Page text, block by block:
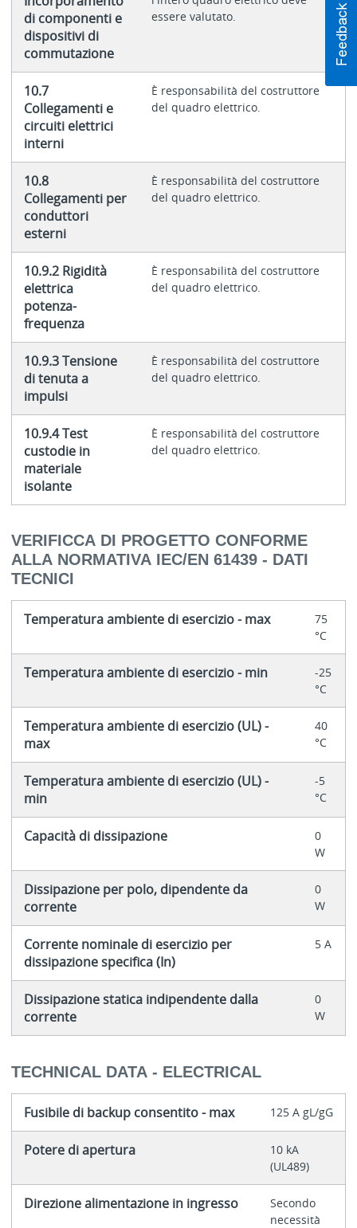
di componenti e
dispositivi di
commutazione
essere valutato.
10.7
Collegamenti e
circuiti elettrici
interni
È responsabilità del costruttore
del quadro elettrico.
10.8
Collegamenti per
conduttori
esterni
È responsabilità del costruttore
del quadro elettrico.
10.9.2 Rigidità
elettrica
potenza-
frequenza
È responsabilità del costruttore
del quadro elettrico.
10.9.3 Tensione
di tenuta a
impulsi
È responsabilità del costruttore
del quadro elettrico.
10.9.4 Test
custodie in
materiale
isolante
È responsabilità del costruttore
del quadro elettrico.
VERIFICCA DI PROGETTO CONFORME
ALLA NORMATIVA IEC/EN 61439 - DATI
TECNICI
Temperatura ambiente di esercizio - max
75
°C
Temperatura ambiente di esercizio - min
-25
°C
Temperatura ambiente di esercizio (UL) -
max
40
°C
Temperatura ambiente di esercizio (UL) -
min
-5
°C
Capacità di dissipazione
0
W
Dissipazione per polo, dipendente da
corrente
0
W
Corrente nominale di esercizio per
dissipazione specifica (In)
5 A
Dissipazione statica indipendente dalla
corrente
0
W
TECHNICAL DATA - ELECTRICAL
Fusibile di backup consentito - max 125 A gL/gG
Potere di apertura
10 kA
(UL489)
Direzione alimentazione in ingresso
Secondo
necessità